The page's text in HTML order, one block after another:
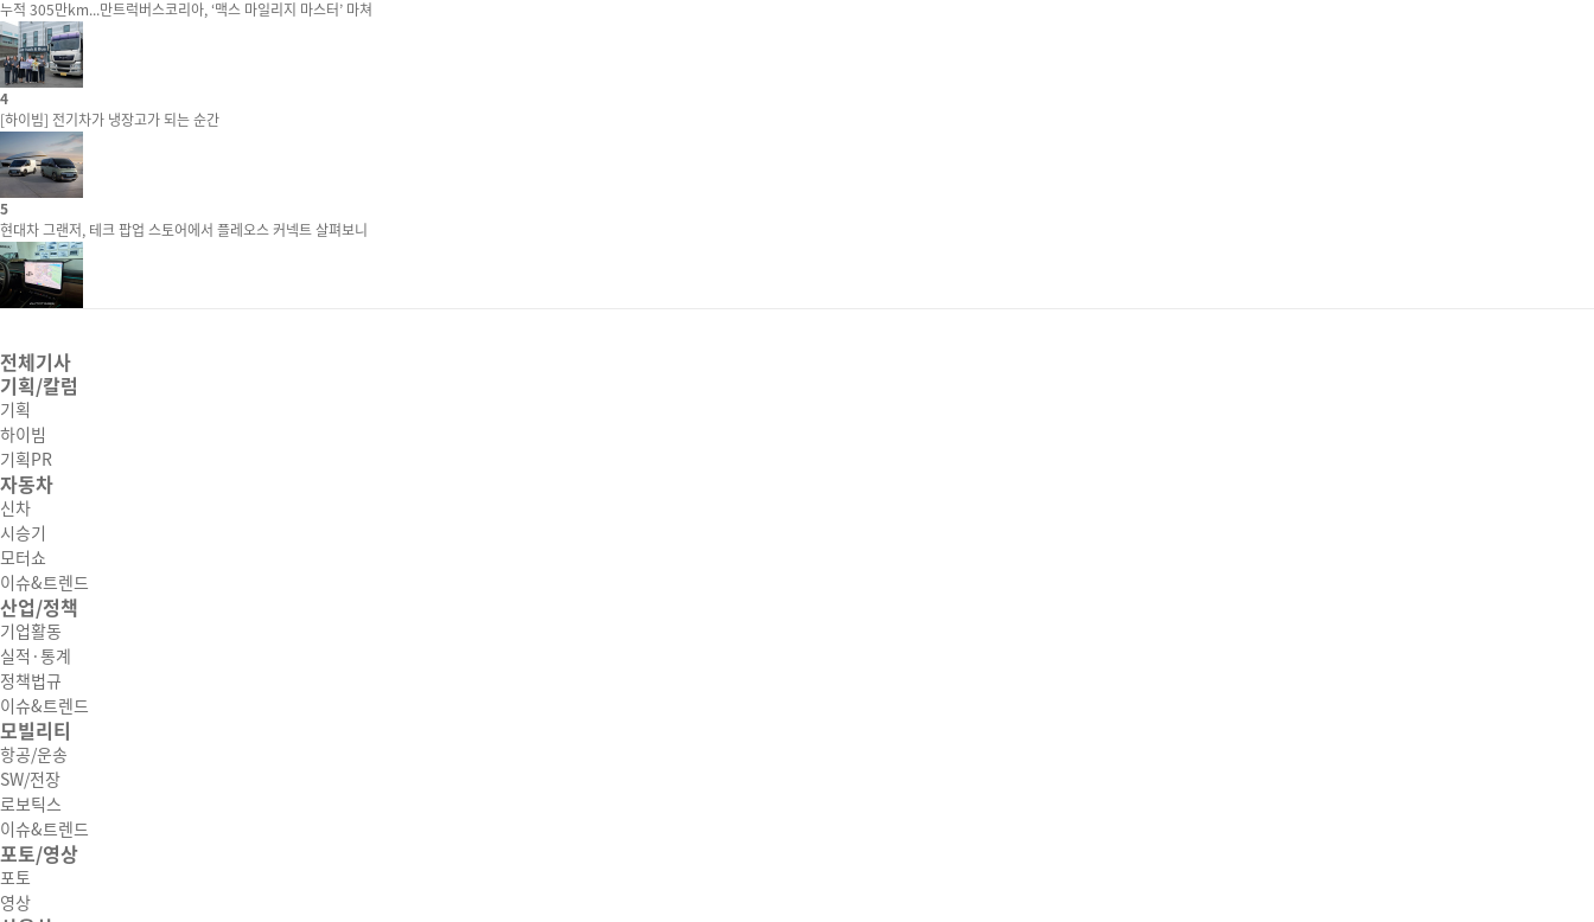
누적 305만km...만트럭버스코리아, ‘맥스 마일리지 마스터’ 마쳐
4
[하이빔] 전기차가 냉장고가 되는 순간
5
현대차 그랜저, 테크 팝업 스토어에서 플레오스 커넥트 살펴보니
전체기사
기획/칼럼
기획
하이빔
기획PR
자동차
신차
시승기
모터쇼
이슈&트렌드
산업/정책
기업활동
실적·통계
정책법규
이슈&트렌드
모빌리티
항공/운송
SW/전장
로보틱스
이슈&트렌드
포토/영상
포토
영상